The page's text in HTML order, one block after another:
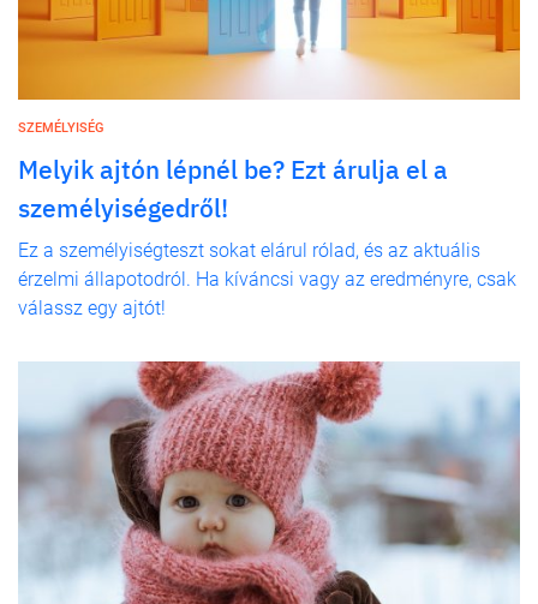
SZEMÉLYISÉG
Melyik ajtón lépnél be? Ezt árulja el a
személyiségedről!
Ez a személyiségteszt sokat elárul rólad, és az aktuális
érzelmi állapotodról. Ha kíváncsi vagy az eredményre, csak
válassz egy ajtót!